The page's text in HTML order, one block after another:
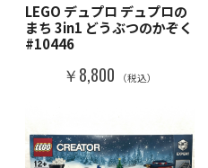
LEGO デュプロ デュプロの
まち 3in1 どうぶつのかぞく
#10446
￥8,800 （税込）